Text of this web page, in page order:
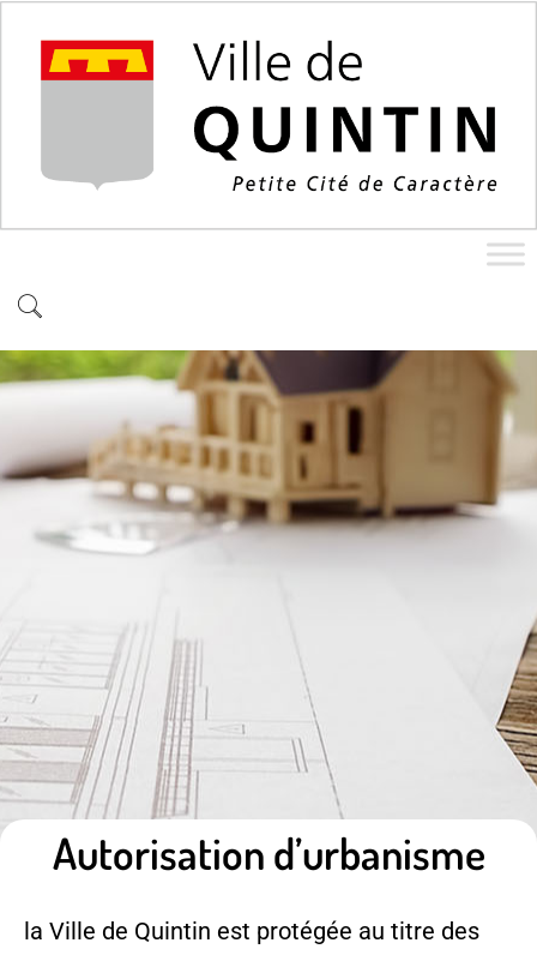
Autorisation d’urbanisme
la Ville de Quintin est protégée au titre des